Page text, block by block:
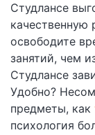
Студлансе
качественную
освободите
занятий, чем
Студлансе
Удобно?
предметы, как
психология